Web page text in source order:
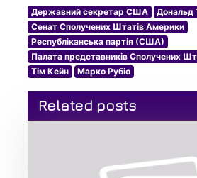
Державний секретар США
Дональд
Сенат Сполучених Штатів Америки
Республіканська партія (США)
Палата представників Сполучених
Тім Кейн
Марко Рубіо
Related posts